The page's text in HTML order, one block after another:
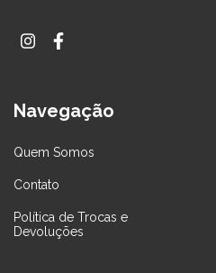
Navegação
Quem Somos
Contato
Política de Trocas e
Devoluções